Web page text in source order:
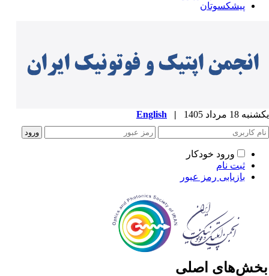
پیشکسوتان
18 مرداد 1405 |
English
ورود خودکار
ثبت نام
بازیابی رمز عبور
اصلی